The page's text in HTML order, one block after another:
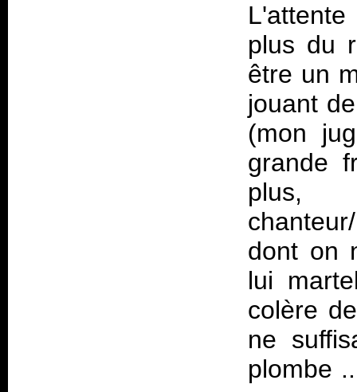
plus du
être un
jouant
(mon
grande
plus,
dont on
lui
colère
ne
plombe